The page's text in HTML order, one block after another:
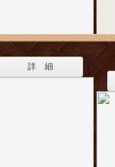
詳 細